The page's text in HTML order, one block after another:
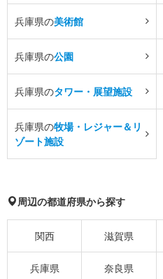
兵庫県の美術館
兵庫県の公園
兵庫県のタワー・展望施設
兵庫県の牧場・レジャー＆リ
ゾート施設
周辺の都道府県から探す
関西 滋賀県
兵庫県 奈良県